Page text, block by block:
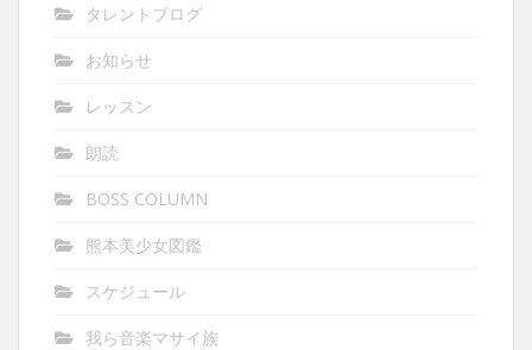
タレントブログ
お知らせ
レッスン
朗読
BOSS COLUMN
熊本美少女図鑑
スケジュール
我ら音楽マサイ族